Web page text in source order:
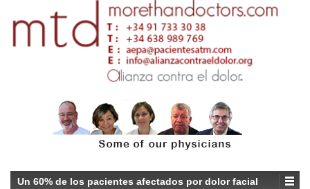
Un 60% de los pacientes afectados por dolor facial